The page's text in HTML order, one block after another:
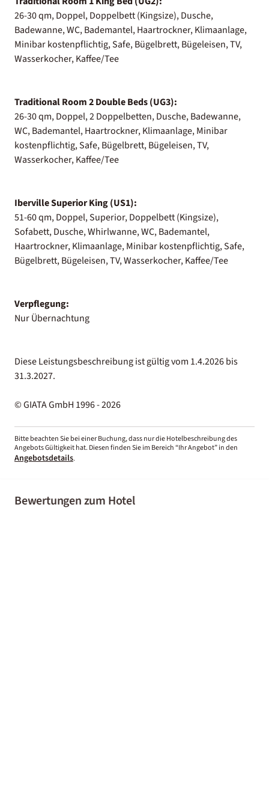
26-30 qm, Doppel, Doppelbett (Kingsize), Dusche,
Badewanne, WC, Bademantel, Haartrockner, Klimaanlage,
Minibar kostenpflichtig, Safe, Bügelbrett, Bügeleisen, TV,
Wasserkocher, Kaffee/Tee
Traditional Room 2 Double Beds (UG3):
26-30 qm, Doppel, 2 Doppelbetten, Dusche, Badewanne,
WC, Bademantel, Haartrockner, Klimaanlage, Minibar
kostenpflichtig, Safe, Bügelbrett, Bügeleisen, TV,
Wasserkocher, Kaffee/Tee
Iberville Superior King (US1):
51-60 qm, Doppel, Superior, Doppelbett (Kingsize),
Sofabett, Dusche, Whirlwanne, WC, Bademantel,
Haartrockner, Klimaanlage, Minibar kostenpflichtig, Safe,
Bügelbrett, Bügeleisen, TV, Wasserkocher, Kaffee/Tee
Verpflegung:
Nur Übernachtung
Diese Leistungsbeschreibung ist gültig vom 1.4.2026 bis
31.3.2027.
© GIATA GmbH 1996 - 2026
Bitte beachten Sie bei einer Buchung, dass nur die Hotelbeschreibung des
Angebots Gültigkeit hat. Diesen finden Sie im Bereich “Ihr Angebot” in den
Angebotsdetails.
Bewertungen zum Hotel